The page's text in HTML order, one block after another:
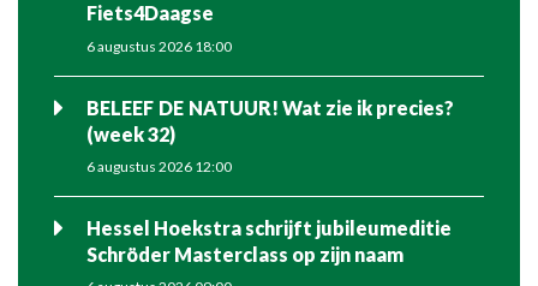
Fiets4Daagse
6 augustus 2026 18:00
BELEEF DE NATUUR! Wat zie ik precies?
(week 32)
6 augustus 2026 12:00
Hessel Hoekstra schrijft jubileumeditie
Schröder Masterclass op zijn naam